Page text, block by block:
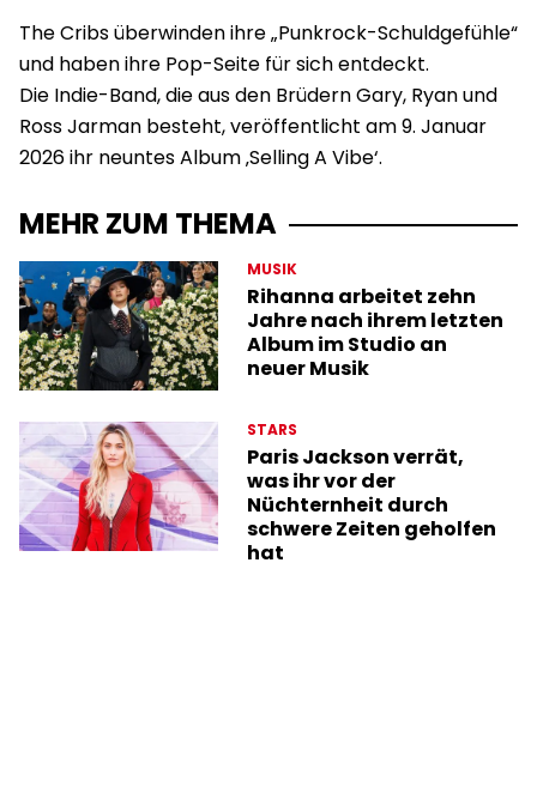
The Cribs überwinden ihre „Punkrock-Schuldgefühle“
und haben ihre Pop-Seite für sich entdeckt.
Die Indie-Band, die aus den Brüdern Gary, Ryan und
Ross Jarman besteht, veröffentlicht am 9. Januar
2026 ihr neuntes Album ‚Selling A Vibe‘.
MEHR ZUM THEMA
MUSIK
Rihanna arbeitet zehn
Jahre nach ihrem letzten
Album im Studio an
neuer Musik
STARS
Paris Jackson verrät,
was ihr vor der
Nüchternheit durch
schwere Zeiten geholfen
hat